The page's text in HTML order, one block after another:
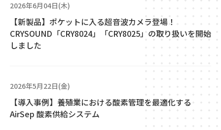
2026年6月04日(木)
【新製品】ポケットに入る超音波カメラ登場！
CRYSOUND「CRY8024」「CRY8025」の取り扱いを開始
しました
2026年5月22日(金)
【導入事例】養殖業における酸素管理を最適化する
AirSep 酸素供給システム